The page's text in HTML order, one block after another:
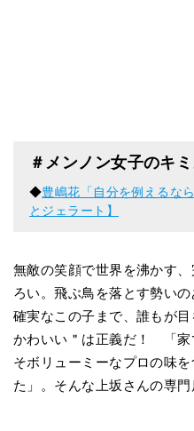
＃メンノン女子のキミ
◆豊嶋花「自分を例えるな
とジェラート】
無敵の笑顔で世界を沸かす
ろい。飛ぶ鳥を落とす勢い
確実なこの子まで、誰もが
かわいい＂は正義だ！ 「家
そボリューミーなプロの味
た」。そんな上坂さんの専門